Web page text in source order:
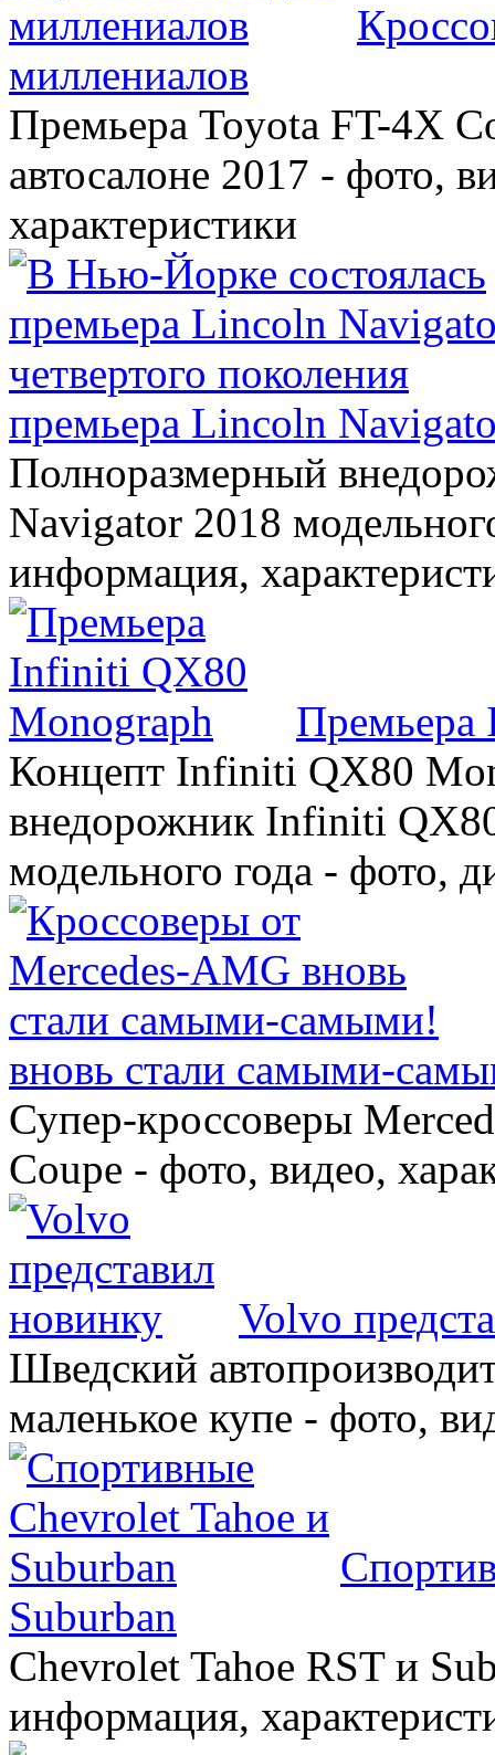
миллениалов
Премьера Toyota FT-4X
автосалоне 2017 - фото,
характеристики
премьера Lincoln
Полноразмерный
Navigator 2018
информация,
Премьера
Концепт Infiniti QX80
внедорожник Infiniti
модельного года - фото,
вновь стали самыми-
Супер-кроссоверы
Coupe - фото, видео,
Volvo
Шведский
маленькое купе - фото,
Suburban
Chevrolet Tahoe RST и
информация,